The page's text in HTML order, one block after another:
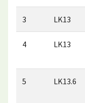
3 LK13
4 LK13
5 LK13.6